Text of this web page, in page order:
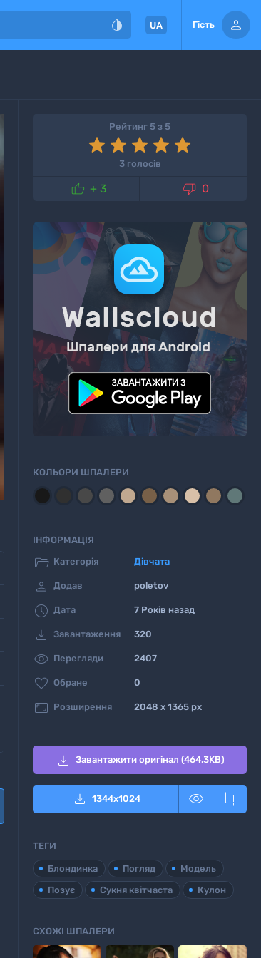
 UA Гість 
Рейтинг 5 з 5
3 голосів
 + 3  0
КОЛЬОРИ ШПАЛЕРИ
ІНФОРМАЦІЯ
 Категорія Дівчата
 Додав poletov
 Дата 7 Років назад
 Завантаження 320
 Перегляди 2407
 Обране 0
 Розширення 2048 x 1365 px
 Завантажити оригінал (464.3KB)
 1344x1024  
ТЕГИ
Блондинка Погляд
Модель
Позує
Сукня квітчаста Кулон
СХОЖІ ШПАЛЕРИ